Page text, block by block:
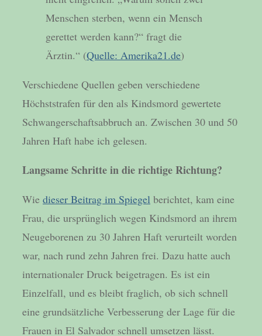
Menschen sterben, wenn ein Mensch
gerettet werden kann?“ fragt die
Ärztin.“ (Quelle: Amerika21.de)
Verschiedene Quellen geben verschiedene
Höchststrafen für den als Kindsmord gewertete
Schwangerschaftsabbruch an. Zwischen 30 und 50
Jahren Haft habe ich gelesen.
Langsame Schritte in die richtige Richtung?
Wie dieser Beitrag im Spiegel berichtet, kam eine
Frau, die ursprünglich wegen Kindsmord an ihrem
Neugeborenen zu 30 Jahren Haft verurteilt worden
war, nach rund zehn Jahren frei. Dazu hatte auch
internationaler Druck beigetragen. Es ist ein
Einzelfall, und es bleibt fraglich, ob sich schnell
eine grundsätzliche Verbesserung der Lage für die
Frauen in El Salvador schnell umsetzen lässt.